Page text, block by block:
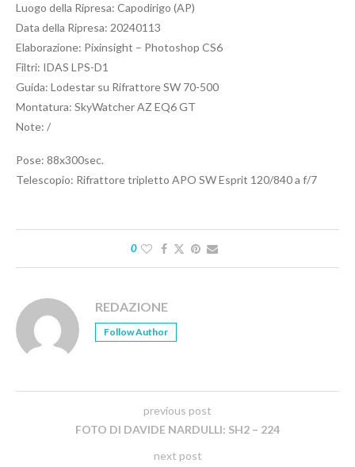
Luogo della Ripresa: Capodirigo (AP)
Data della Ripresa: 20240113
Elaborazione: Pixinsight – Photoshop CS6
Filtri: IDAS LPS-D1
Guida: Lodestar su Rifrattore SW 70-500
Montatura: SkyWatcher AZ EQ6 GT
Note: /
Pose: 88x300sec.
Telescopio: Rifrattore tripletto APO SW Esprit 120/840 a f/7
0
REDAZIONE
Follow Author
previous post
FOTO DI DAVIDE NARDULLI: SH2 – 224
next post